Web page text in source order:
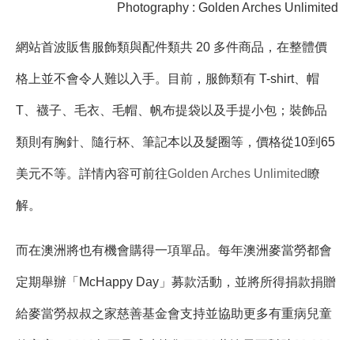
Photography : Golden Arches Unlimited
網站首波販售服飾類與配件類共 20 多件商品，在整體價
格上並不會令人難以入手。目前，服飾類有 T-shirt、帽
T、襪子、毛衣、毛帽、帆布提袋以及手提小包；裝飾品
類則有胸針、隨行杯、筆記本以及髮圈等，價格從10到65
美元不等。詳情內容可前往Golden Arches Unlimited瞭
解。
而在澳洲將也有機會購得一項單品。每年澳洲麥當勞都會
定期舉辦「McHappy Day」募款活動，並將所得捐款捐贈
給麥當勞叔叔之家慈善基金會支持並協助更多有重病兒童